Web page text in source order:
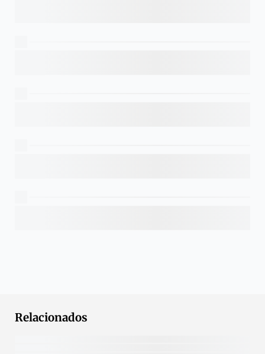
Relacionados